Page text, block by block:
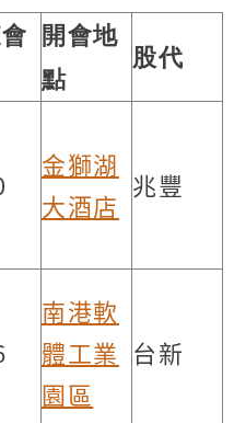
開會地
點
股代
金獅湖
大酒店
兆豐
南港軟
體工業
園區
台新